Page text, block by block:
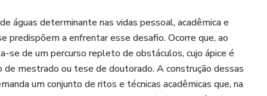
águas determinante nas vidas pessoal, acadêmica e
predispõem a enfrentar esse desafio. Ocorre que, ao
se de um percurso repleto de obstáculos, cujo ápice é
mestrado ou tese de doutorado. A construção dessas
um conjunto de ritos e técnicas acadêmicas que, na